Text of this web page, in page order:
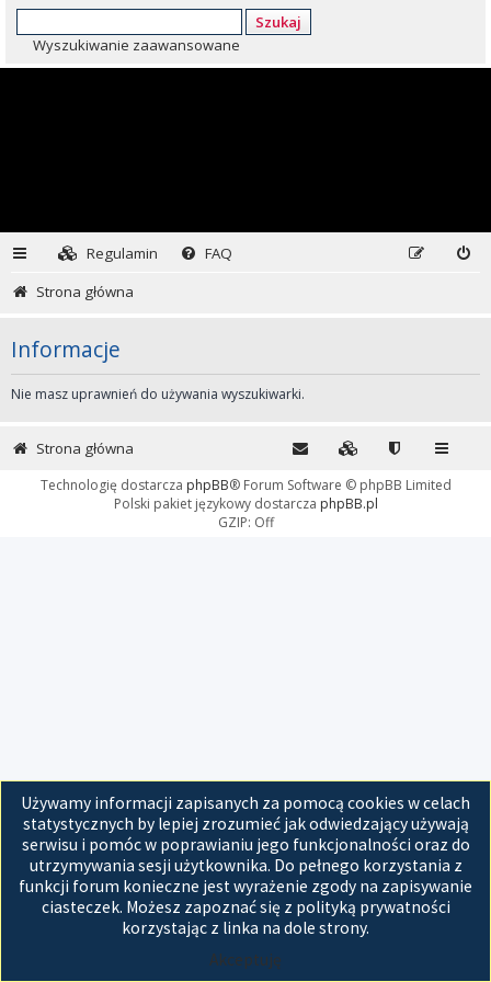
Szukaj
Wyszukiwanie zaawansowane
Regulamin
FAQ
Strona główna
Informacje
Nie masz uprawnień do używania wyszukiwarki.
Używamy informacji zapisanych za pomocą cookies w celach
statystycznych by lepiej zrozumieć jak odwiedzający używają
serwisu i pomóc w poprawianiu jego funkcjonalności oraz do
utrzymywania sesji użytkownika. Do pełnego korzystania z
funkcji forum konieczne jest wyrażenie zgody na zapisywanie
ciasteczek. Możesz zapoznać się z polityką prywatności
korzystając z linka na dole strony.
Akceptuję
Strona główna
Technologię dostarcza phpBB® Forum Software © phpBB Limited
Polski pakiet językowy dostarcza phpBB.pl
GZIP: Off